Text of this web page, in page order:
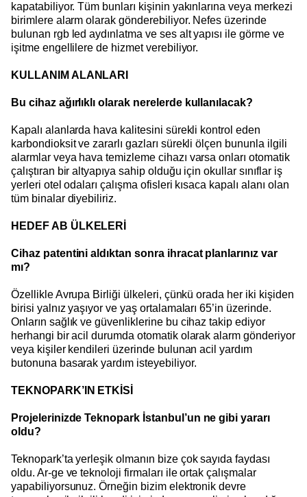
kapatabiliyor. Tüm bunları kişinin yakınlarına veya merkezi
birimlere alarm olarak gönderebiliyor. Nefes üzerinde
bulunan rgb led aydınlatma ve ses alt yapısı ile görme ve
işitme engellilere de hizmet verebiliyor.
KULLANIM ALANLARI
Bu cihaz ağırlıklı olarak nerelerde kullanılacak?
Kapalı alanlarda hava kalitesini sürekli kontrol eden
karbondioksit ve zararlı gazları sürekli ölçen bununla ilgili
alarmlar veya hava temizleme cihazı varsa onları otomatik
çalıştıran bir altyapıya sahip olduğu için okullar sınıflar iş
yerleri otel odaları çalışma ofisleri kısaca kapalı alanı olan
tüm binalar diyebiliriz.
HEDEF AB ÜLKELERİ
Cihaz patentini aldıktan sonra ihracat planlarınız var
mı?
Özellikle Avrupa Birliği ülkeleri, çünkü orada her iki kişiden
birisi yalnız yaşıyor ve yaş ortalamaları 65’in üzerinde.
Onların sağlık ve güvenliklerine bu cihaz takip ediyor
herhangi bir acil durumda otomatik olarak alarm gönderiyor
veya kişiler kendileri üzerinde bulunan acil yardım
butonuna basarak yardım isteyebiliyor.
TEKNOPARK’IN ETKİSİ
Projelerinizde Teknopark İstanbul’un ne gibi yararı
oldu?
Teknopark’ta yerleşik olmanın bize çok sayıda faydası
oldu. Ar-ge ve teknoloji firmaları ile ortak çalışmalar
yapabiliyorsunuz. Örneğin bizim elektronik devre